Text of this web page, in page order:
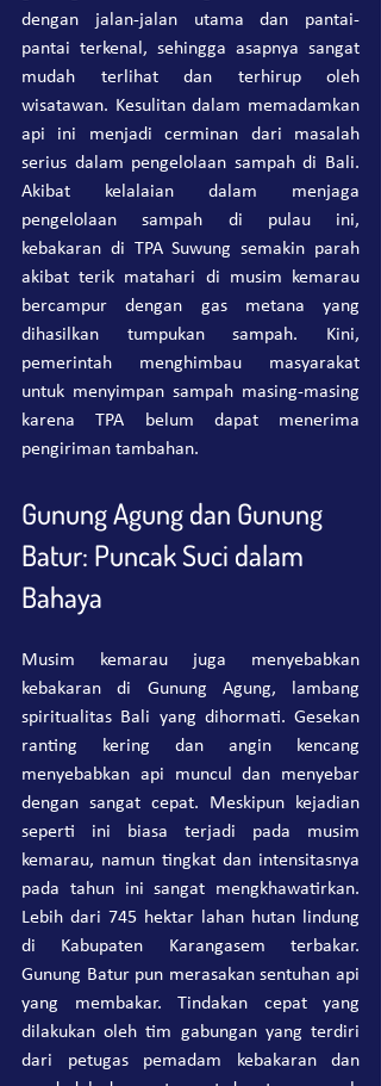
dengan jalan-jalan utama dan pantai-
pantai terkenal, sehingga asapnya sangat
mudah terlihat dan terhirup oleh
wisatawan. Kesulitan dalam memadamkan
api ini menjadi cerminan dari masalah
serius dalam pengelolaan sampah di Bali.
Akibat kelalaian dalam menjaga
pengelolaan sampah di pulau ini,
kebakaran di TPA Suwung semakin parah
akibat terik matahari di musim kemarau
bercampur dengan gas metana yang
dihasilkan tumpukan sampah. Kini,
pemerintah menghimbau masyarakat
untuk menyimpan sampah masing-masing
karena TPA belum dapat menerima
pengiriman tambahan.
Gunung Agung dan Gunung
Batur: Puncak Suci dalam
Bahaya
Musim kemarau juga menyebabkan
kebakaran di Gunung Agung, lambang
spiritualitas Bali yang dihormati. Gesekan
ranting kering dan angin kencang
menyebabkan api muncul dan menyebar
dengan sangat cepat. Meskipun kejadian
seperti ini biasa terjadi pada musim
kemarau, namun tingkat dan intensitasnya
pada tahun ini sangat mengkhawatirkan.
Lebih dari 745 hektar lahan hutan lindung
di Kabupaten Karangasem terbakar.
Gunung Batur pun merasakan sentuhan api
yang membakar. Tindakan cepat yang
dilakukan oleh tim gabungan yang terdiri
dari petugas pemadam kebakaran dan